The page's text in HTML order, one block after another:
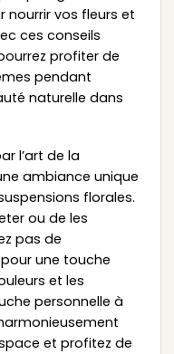
nourrir vos fleurs et
ces conseils
profiter de
pendant
naturelle dans
l’art de la
ambiance unique
florales.
ou de les
pas de
une touche
et les
personnelle à
et profitez de